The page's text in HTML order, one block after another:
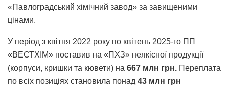
«Павлоградський хімічний завод» за завищеними
цінами.
У період з квітня 2022 року по квітень 2025-го ПП
«ВЕСТХІМ» поставив на «ПХЗ» неякісної продукції
(корпуси, кришки та кювети) на 667 млн грн. Переплата
по всіх позиціях становила понад 43 млн грн